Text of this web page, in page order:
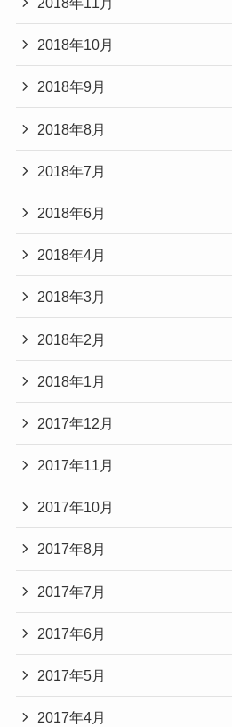
2018年10月
2018年9月
2018年8月
2018年7月
2018年6月
2018年4月
2018年3月
2018年2月
2018年1月
2017年12月
2017年11月
2017年10月
2017年8月
2017年7月
2017年6月
2017年5月
2017年4月